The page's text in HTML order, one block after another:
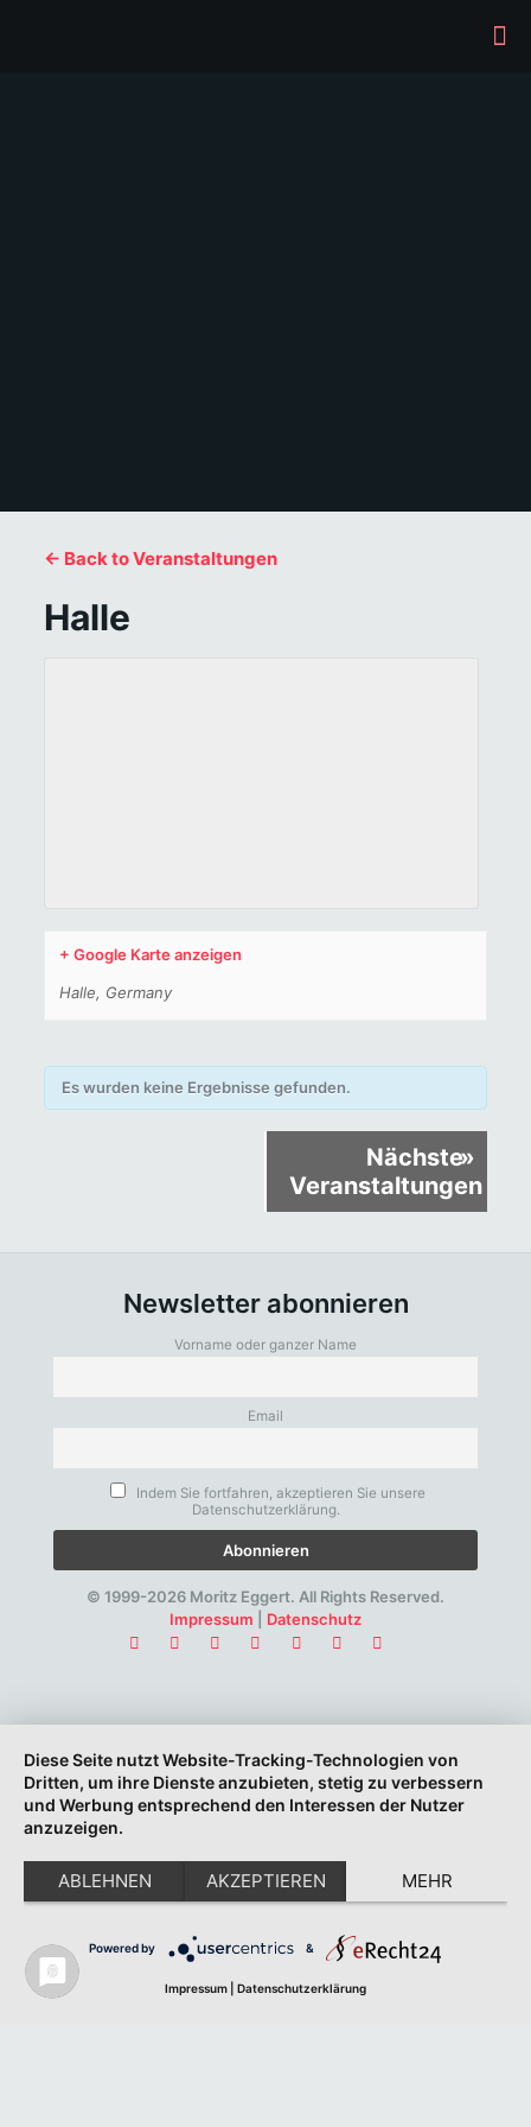
← Back to Veranstaltungen
Halle
+ Google Karte anzeigen
Halle, Germany
Es wurden keine Ergebnisse gefunden.
Nächste
Veranstaltungen
»
Newsletter abonnieren
Vorname oder ganzer Name
Email
Indem Sie fortfahren, akzeptieren Sie unsere
Datenschutzerklärung.
© 1999-2026 Moritz Eggert. All Rights Reserved.
Impressum
Datenschutz
Diese Seite nutzt Website-Tracking-Technologien von
Dritten, um ihre Dienste anzubieten, stetig zu verbessern
und Werbung entsprechend den Interessen der Nutzer
anzuzeigen.
ABLEHNEN AKZEPTIEREN MEHR
Powered by &
Impressum Datenschutzerklärung